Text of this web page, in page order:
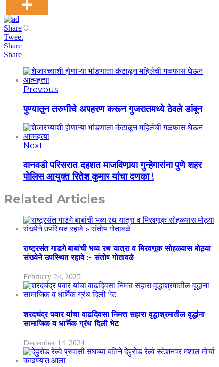
Share 0
Tweet
Share
Share
Previous
पुण्यातून तरुणीचे अपहरण करून गुजरातमध्ये ठेवले डांबून
Next
वानवडी परिसरात दहशत माजविणार्‍या गुन्हेगारांना पुणे शहर
पोलिस आयुक्त रितेश कुमार यांचा दणका !
Related Articles
राष्ट्रसंत गाडगे बाबांची भव्य रथ यात्रा व मिरवणूक सोहळ्यास मोठ्या
संख्येने उपस्थित रहावे :- संतोष गोतावळे
February 24, 2025
शरदचंद्र पवार यांचा वाढदिवसा निमत्त सहारा वृद्धाश्रमातील वृद्धांना
सामाजिक व धार्मिक ग्रंथ दिली भेट
December 14, 2024